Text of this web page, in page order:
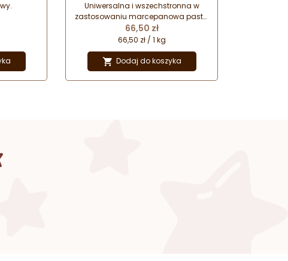
Uniwersalna i wszechstronna w
zastosowaniu marcepanowa pasta
migdałowa z migdałów
kalifornijskich.
Cena
66,50 zł
66,50 zł / 1 kg
 Dodaj do koszyka